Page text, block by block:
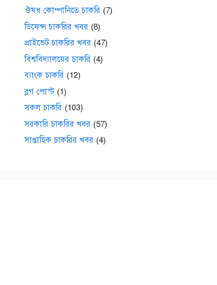
ঔষধ কোম্পানিতে চাকরি (7)
ডিফেন্স চাকরির খবর (8)
প্রাইভেট চাকরির খবর (47)
বিশ্ববিদ্যালয়ের চাকরি (4)
ব্যাংক চাকরি (12)
ব্লগ পোস্ট(1)
সকল চাকরি (103)
সরকারি চাকরির খবর (57)
সাপ্তাহিক চাকরির খবর (4)